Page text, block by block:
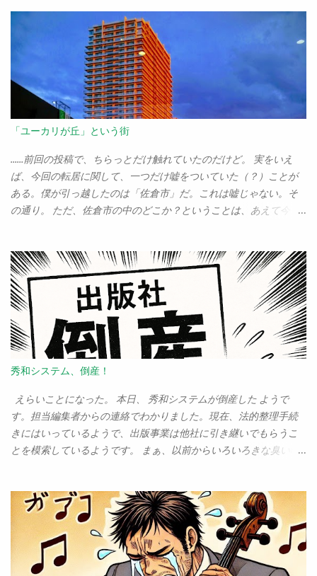
「ユーカリが丘」という街
……前回の投稿で、ちらっとだけ触れていたのだけど。 実をいえ
ば、今回の転居に関して、一つだけ嘘をついていた（？）ことが
ある。僕が引っ越したのは「佐倉市」だ。これは嘘じゃない。そ
の通り。 ただ、佐倉市の中のどこか？ということは、あえて今ま
街、佐倉」だの、「佐倉に引っ越して本当に良かった」だのとい
ってるくせに、実は「ユーカリが丘」だぁ？ どこが歴史の街
だ？ と突っ込まれるのはしょうがない。僕もそう思うから。 実
をいえば、今回の家を見つけて購入を考えたとき、最後まで引っ
かかっていたのが、この「ユーカリが丘」という場所だった。だ
って、「ユーカリが丘」だぜぇ？ こんなこっ恥ずかしい名前の
街に、住みたいか？ また、ここは「山万」というデベロッパーが
牛耳っている町だ、というのも引っかかっていた。ユーカリが丘
は、村上龍のカンブリア宮殿で「奇跡の街」として取り上げられ
たためか、「山万というデベロッパーによって長期的な視点から
開発が進められている、すばらしい街」のような印象があるかも
しれないが、これは見ようによっては「何から何まで、山万とい
むが易しだ。とにかく転居を決め、引っ越してきたのだけど、こ
のユーカリが丘という街は存外、いい街であることがわかってき
た。 その１：いいパン屋が多い 市原の何が嫌だったといって、
「うまいパン屋がない」ことだった。これは、実は我が家にとっ
てはとても重要な事なのだ。そのため、わざわざ千葉市までパン
秀和システム、倒産！
えらいことになった。 本日、 秀和システムが倒産した ようで
す。担当編集者からの連絡でわかりました。現在、法的整理手続
きにはいっているようで、出版事業は他社に引き継いでもらうこ
とを模索しているようです。 まぁ、以前からいろいろきな臭い噂
本を秀和から出していたからなぁ。その印税が、今後すべてはい
らなくなるわけだ。これはかなりきつい。路頭に迷うぞ。 という
わけで、書籍の企画はたくさんありますので、コンピュータ関係
の出版社さん、どうかお仕事を下さい。よろしくお願いします！
連絡先は、 syoda@tuyano.com まで。本気で困ってます！